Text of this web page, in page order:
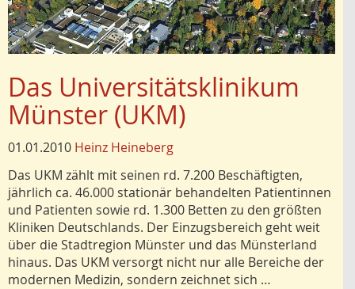
Das Universitätsklinikum
Münster (UKM)
01.01.2010 Heinz Heineberg
Das UKM zählt mit seinen rd. 7.200 Beschäftigten,
jährlich ca. 46.000 stationär behandelten Patientinnen
und Patienten sowie rd. 1.300 Betten zu den größten
Kliniken Deutschlands. Der Einzugsbereich geht weit
über die Stadtregion Münster und das Münsterland
hinaus. Das UKM versorgt nicht nur alle Bereiche der
modernen Medizin, sondern zeichnet sich …